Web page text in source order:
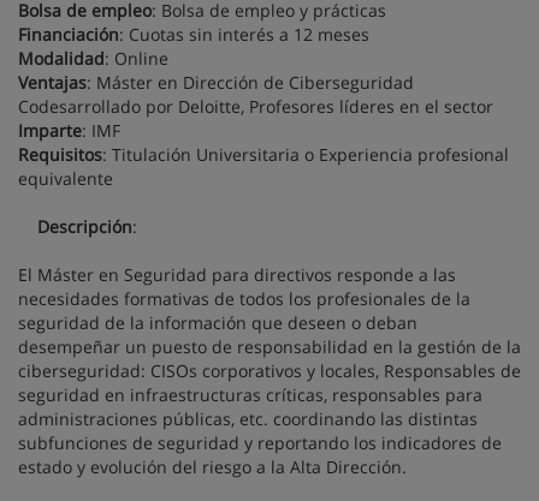
Bolsa de empleo: Bolsa de empleo y prácticas
Financiación: Cuotas sin interés a 12 meses
Modalidad: Online
Ventajas: Máster en Dirección de Ciberseguridad
Codesarrollado por Deloitte, Profesores líderes en el sector
Imparte: IMF
Requisitos: Titulación Universitaria o Experiencia profesional
equivalente
Descripción:
El Máster en Seguridad para directivos responde a las
necesidades formativas de todos los profesionales de la
seguridad de la información que deseen o deban
desempeñar un puesto de responsabilidad en la gestión de la
ciberseguridad: CISOs corporativos y locales, Responsables de
seguridad en infraestructuras críticas, responsables para
administraciones públicas, etc. coordinando las distintas
subfunciones de seguridad y reportando los indicadores de
estado y evolución del riesgo a la Alta Dirección.